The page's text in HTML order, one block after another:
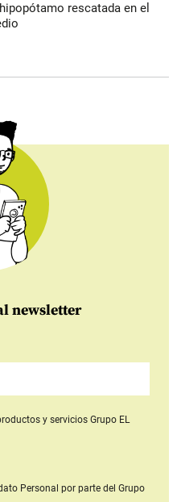
rescatada en el
newsletter
y serviciosGrupo EL
Personal por parte del Grupo